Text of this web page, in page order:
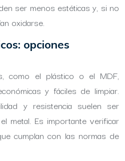
ser menos estéticas y, si no
oxidarse.
opciones
como el plástico o el MDF,
y fáciles de limpiar.
y resistencia suelen ser
metal. Es importante verificar
cumplan con las normas de